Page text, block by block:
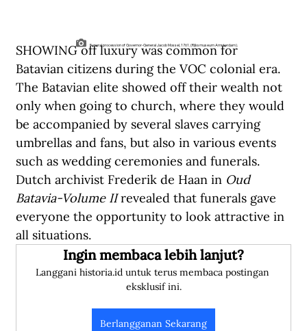
Funeral procession of Governor-General Jacob Mossel, 1761. (Rijksmuseum Amsterdam).
SHOWING off luxury was common for
Batavian citizens during the VOC colonial era.
The Batavian elite showed off their wealth not
only when going to church, where they would
be accompanied by several slaves carrying
umbrellas and fans, but also in various events
such as wedding ceremonies and funerals.
Dutch archivist Frederik de Haan in Oud
Batavia-Volume II revealed that funerals gave
everyone the opportunity to look attractive in
all situations.
Ingin membaca lebih lanjut?
Langgani historia.id untuk terus membaca postingan
eksklusif ini.
Berlangganan Sekarang